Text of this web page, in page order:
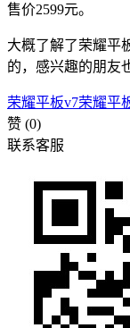
售价2599元。
大概了解了荣耀平
的，感兴趣的朋友
荣耀平板v7荣耀平
赞 (0)
联系客服